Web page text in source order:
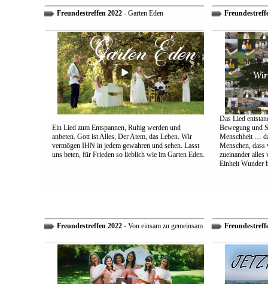
Freundestreffen 2022- Garten Eden
Ein Lied zum Entspannen, Ruhig werden und
anbeten. Gott ist Alles, Der Atem, das Leben. Wir
vermögen IHN in jedem gewahren und sehen. Lasst
uns beten, für Frieden so lieblich wie im Garten Eden.
Das Lied
Bewegung und
Menschheit …
Menschen,
zueinander alles
Einheit Wunder
Freundestreffen 2022- Von einsam zu gemeinsam